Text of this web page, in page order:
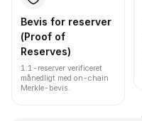
Bevis for reserver
(Proof of
Reserves)
1:1-reserver verificeret
månedligt med on-chain
Merkle-bevis.